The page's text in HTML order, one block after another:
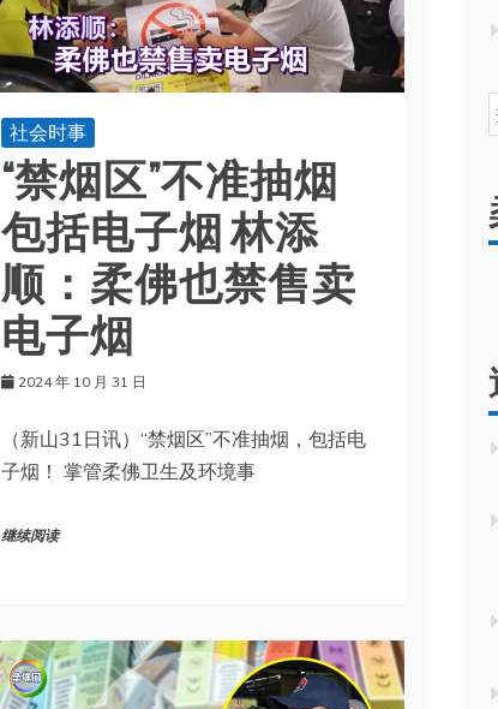
社会时事
“禁烟区”不准抽烟
包括电子烟 林添
顺：柔佛也禁售卖
电子烟
2024 年 10 月 31 日
（新山31日讯）“禁烟区”不准抽烟，包括电
子烟！ 掌管柔佛卫生及环境事
继续阅读